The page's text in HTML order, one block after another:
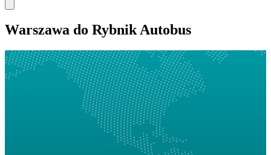
Warszawa do Rybnik Autobus